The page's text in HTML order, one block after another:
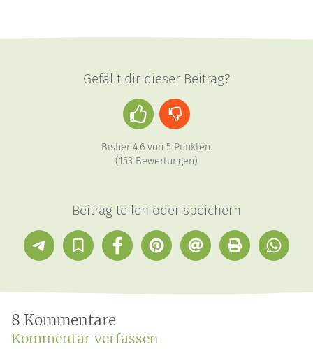
Gefällt dir dieser Beitrag?
Daumen
hoch
Daumen
Bisher 4.6von 5 Punkten.
(153 Bewertungen)
Beitrag teilen oder speichern
TelegramIn
Sammlung
FacebookPinterestE-
Mail
Drucken
8 Kommentare
Kommentar verfassen